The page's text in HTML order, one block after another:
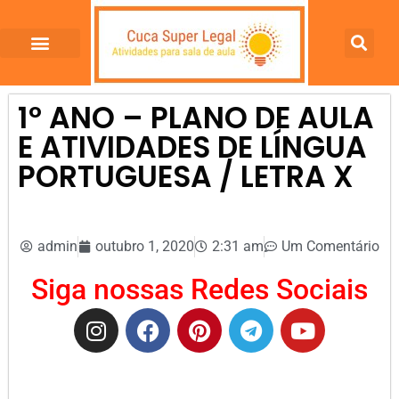
1º ANO – PLANO DE AULA
E ATIVIDADES DE LÍNGUA
PORTUGUESA / LETRA X
admin outubro 1, 2020 2:31 am Um Comentário
Siga nossas Redes Sociais